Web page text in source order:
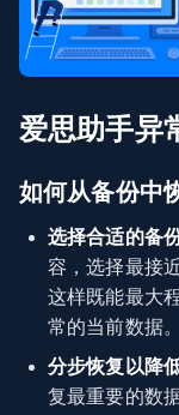
爱思助手异
如何从备份中
选择合适的备
容，选择最接
这样既能最大
常的当前数据。
分步恢复以降
复最重要的数